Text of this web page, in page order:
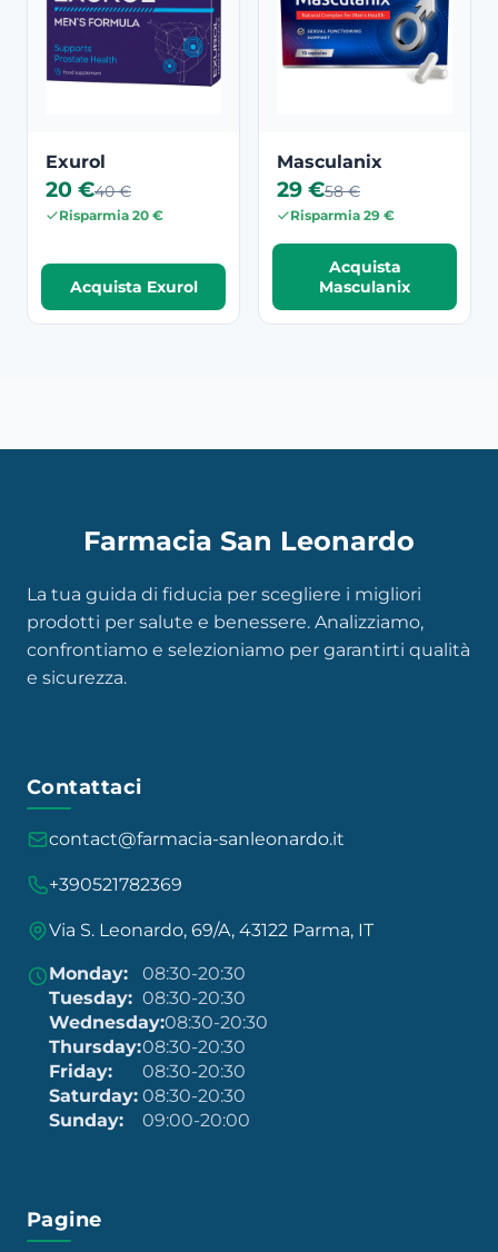
Exurol
20 €40 €
Risparmia 20 €
Acquista Exurol
Masculanix
29 €58 €
Risparmia 29 €
Acquista
Masculanix
Farmacia San Leonardo
La tua guida di fiducia per scegliere i migliori
prodotti per salute e benessere. Analizziamo,
confrontiamo e selezioniamo per garantirti qualità
e sicurezza.
Contattaci
contact@farmacia-sanleonardo.it
+390521782369
Via S. Leonardo, 69/A, 43122 Parma, IT
Monday:
08:30-20:30
Tuesday: 08:30-20:30
Wednesday:08:30-20:30
Thursday:08:30-20:30
Friday:
08:30-20:30
Saturday: 08:30-20:30
Sunday:
09:00-20:00
Pagine